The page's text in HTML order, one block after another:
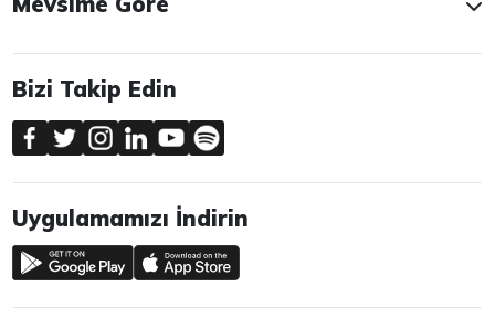
Bizi Takip Edin
Uygulamamızı İndirin